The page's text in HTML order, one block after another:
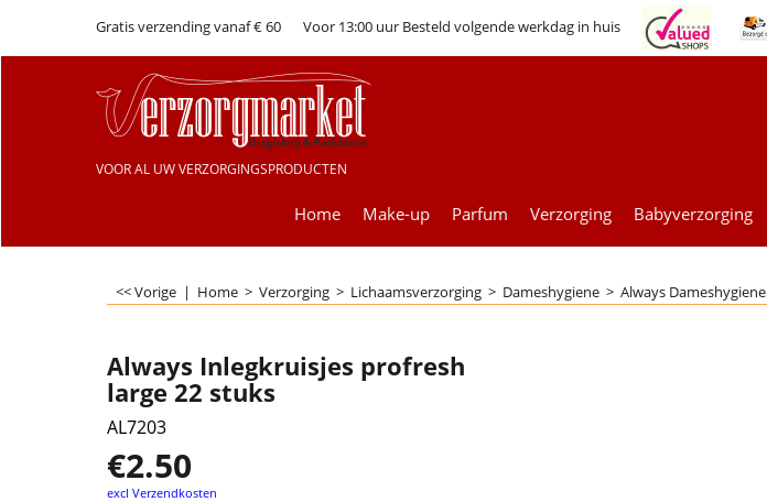
Gratis verzending vanaf € 60 Voor 13:00 uur Besteld volgende werkdag in huis
VOOR AL UW VERZORGINGSPRODUCTEN
Home Make-up Parfum Verzorging Babyverzorging
<< Vorige | Home > Verzorging > Lichaamsverzorging > Dameshygiene > Always Dameshygiene
Always Inlegkruisjes profresh
large 22 stuks
AL7203
€2.50
excl Verzendkosten